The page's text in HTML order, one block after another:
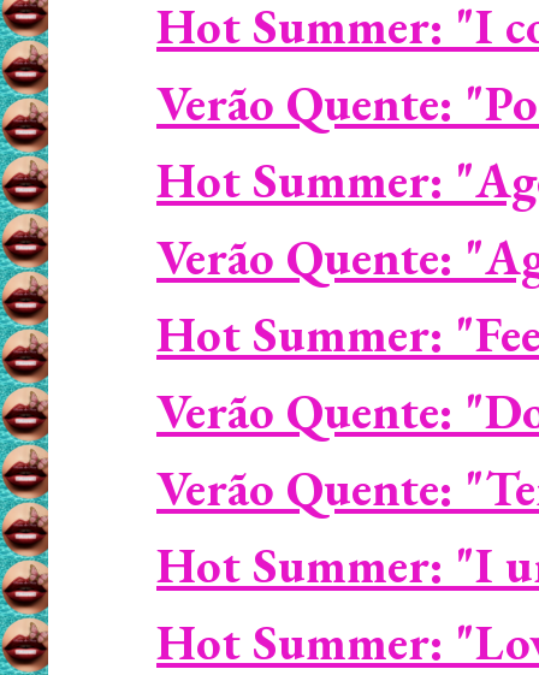
Hot Summer: "I
Verão Quente:
Hot Summer:
Verão Quente:
Hot Summer:
Verão Quente:
Verão Quente:
Hot Summer: "I
Hot Summer: